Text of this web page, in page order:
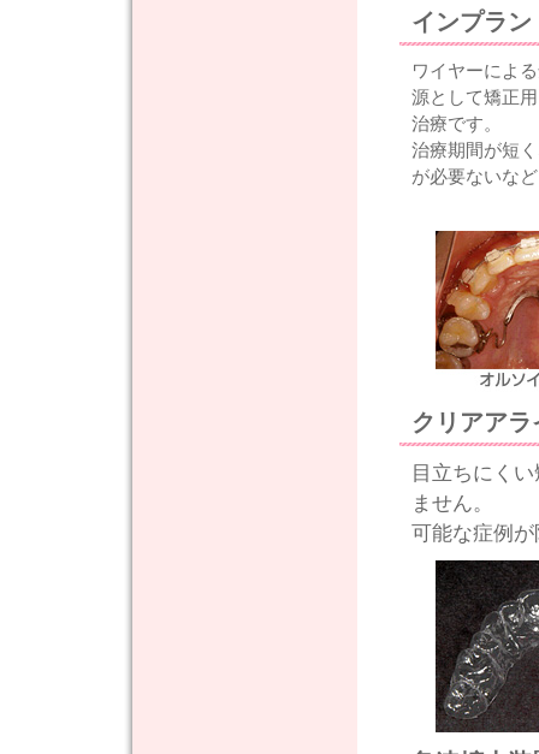
インプラン
ワイヤーによ
源として矯正
治療です。
治療期間が短
が必要ないな
クリアアラ
目立ちにく
ません。
可能な症例